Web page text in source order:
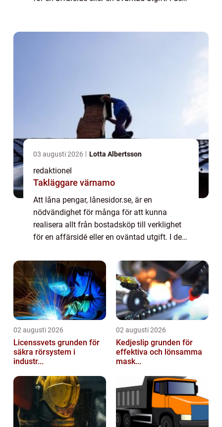
03 augusti 2026 Lotta Albertsson
redaktionel
Takläggare värnamo
Att låna pengar, lånesidor.se, är en
nödvändighet för många för att kunna
realisera allt från bostadsköp till verklighet
för en affärsidé eller en oväntad utgift. I den
02 augusti 2026
Licenssvets grunden för
säkra rörsystem i
industr...
02 augusti 2026
Kedjeslip grunden för
effektiva och lönsamma
mask...